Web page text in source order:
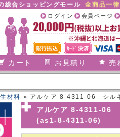
総合ショッピングモール全商品一
会員ページ
ログイン
カート お見積り 売
材料 » アルケア 8-4311-06 シル
アルケア 8-4311-06
(as1-8-4311-06)